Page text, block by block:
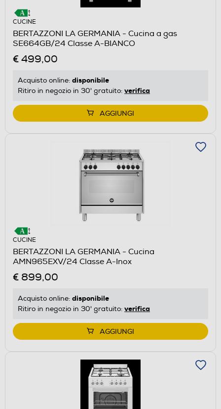
CUCINE
BERTAZZONI LA GERMANIA - Cucina a gas
SE664GB/24 Classe A-BIANCO
€ 499,00
Acquisto online: disponibile
Ritiro in negozio in 30' gratuito: verifica
AGGIUNGI
CUCINE
BERTAZZONI LA GERMANIA - Cucina
AMN965EXV/24 Classe A-Inox
€ 899,00
Acquisto online: disponibile
Ritiro in negozio in 30' gratuito: verifica
AGGIUNGI